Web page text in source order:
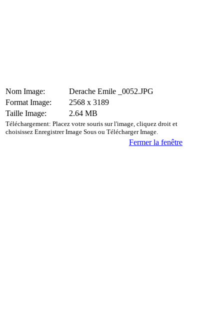
Nom Image:
Derache Emile _0052.JPG
Format Image:
2568 x 3189
Taille Image:
2.64 MB
Téléchargement: Placez votre souris sur l'image, cliquez droit et
choisissez Enregistrer Image Sous ou Télécharger Image.
Fermer la fenêtre